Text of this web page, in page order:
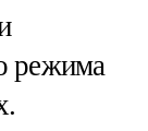
режима